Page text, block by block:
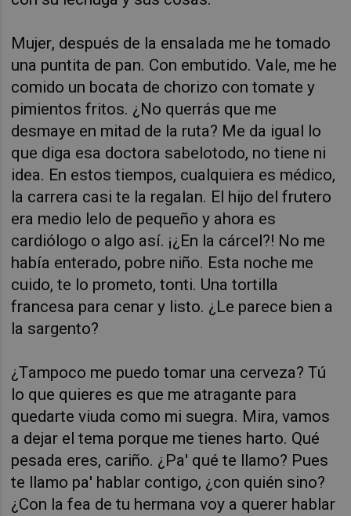
Mujer, después de la ensalada me he tomado
una puntita de pan. Con embutido. Vale, me he
comido un bocata de chorizo con tomate y
pimientos fritos. ¿No querrás que me
desmaye en mitad de la ruta? Me da igual lo
que diga esa doctora sabelotodo, no tiene ni
idea. En estos tiempos, cualquiera es médico,
la carrera casi te la regalan. El hijo del frutero
era medio lelo de pequeño y ahora es
cardiólogo o algo así. ¡¿En la cárcel?! No me
había enterado, pobre niño. Esta noche me
cuido, te lo prometo, tonti. Una tortilla
francesa para cenar y listo. ¿Le parece bien a
la sargento?
¿Tampoco me puedo tomar una cerveza? Tú
lo que quieres es que me atragante para
quedarte viuda como mi suegra. Mira, vamos
a dejar el tema porque me tienes harto. Qué
pesada eres, cariño. ¿Pa' qué te llamo? Pues
te llamo pa' hablar contigo, ¿con quién sino?
¿Con la fea de tu hermana voy a querer hablar